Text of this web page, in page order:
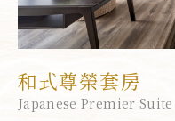
和式尊榮套房
Japanese Premier Suite